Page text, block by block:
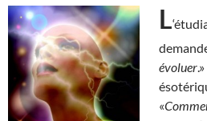
L
évoluer
«